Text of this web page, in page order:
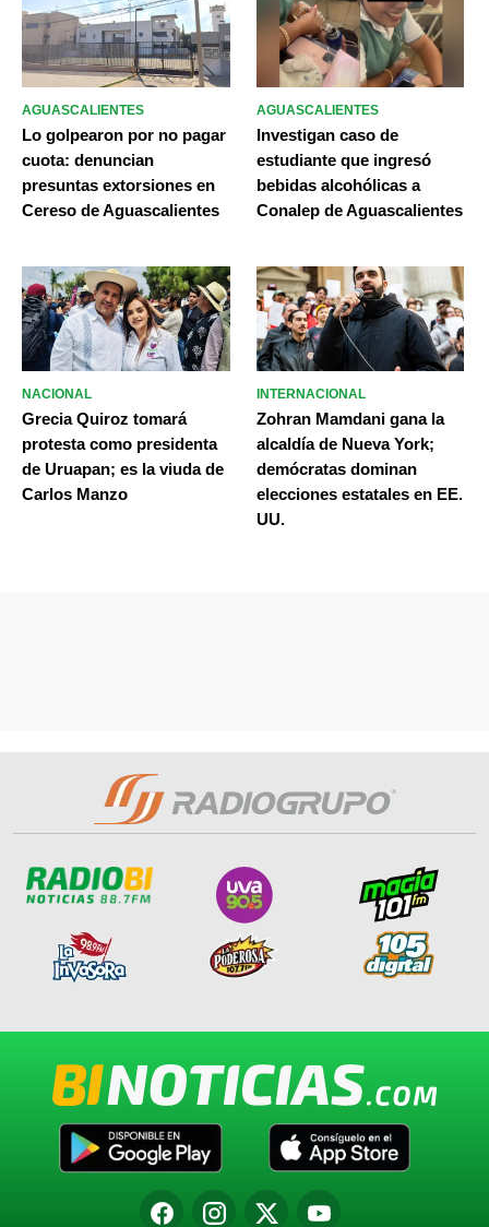
AGUASCALIENTES
Lo golpearon por no pagar
cuota: denuncian
presuntas extorsiones en
Cereso de Aguascalientes
AGUASCALIENTES
Investigan caso de
estudiante que ingresó
bebidas alcohólicas a
Conalep de Aguascalientes
NACIONAL
Grecia Quiroz tomará
protesta como presidenta
de Uruapan; es la viuda de
Carlos Manzo
INTERNACIONAL
Zohran Mamdani gana la
alcaldía de Nueva York;
demócratas dominan
elecciones estatales en EE.
UU.